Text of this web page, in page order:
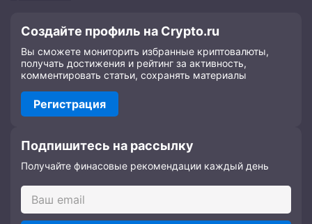
Создайте профиль на Crypto.ru
Вы сможете мониторить избранные криптовалюты,
получать достижения и рейтинг за активность,
комментировать статьи, сохранять материалы
Регистрация
Подпишитесь на рассылку
Получайте финасовые рекомендации каждый день